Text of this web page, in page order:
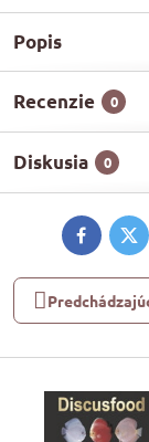
Popis
Recenzie 0
Diskusia 0
Facebook